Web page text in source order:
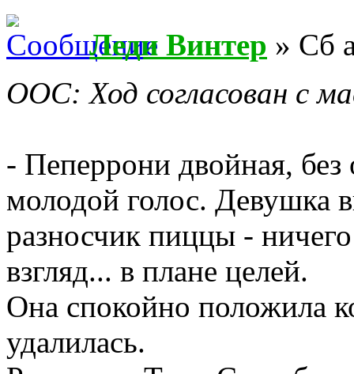
Леди Винтер » Сб
ООС: Ход согласован с
- Пеперрони двойная, без
молодой голос. Девушка
разносчик пиццы -
взгляд... в плане целей.
Она спокойно положила
удалилась.